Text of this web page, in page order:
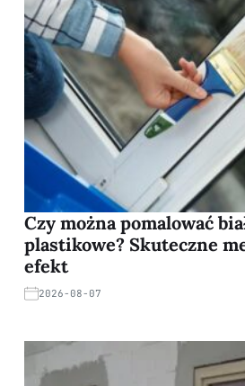
Czy można pomalować
plastikowe? Skuteczne
efekt
2026-08-07